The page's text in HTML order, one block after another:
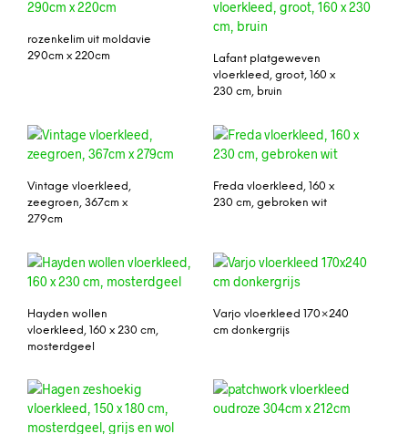
rozenkelim uit moldavie
290cm x 220cm
Lafant platgeweven
vloerkleed, groot, 160 x
230 cm, bruin
Vintage vloerkleed,
zeegroen, 367cm x
279cm
Freda vloerkleed, 160 x
230 cm, gebroken wit
Hayden wollen
vloerkleed, 160 x 230 cm,
mosterdgeel
Varjo vloerkleed 170×240
cm donkergrijs